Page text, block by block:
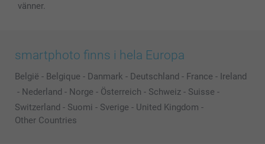
vänner.
smartphoto finns i hela Europa
België - Belgique - Danmark - Deutschland - France - Ireland
- Nederland - Norge - Österreich - Schweiz - Suisse -
Switzerland - Suomi - Sverige - United Kingdom -
Other Countries